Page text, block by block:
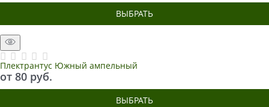
ВЫБРАТЬ
Плектрантус Южный ампельный
от 80 руб.
ВЫБРАТЬ